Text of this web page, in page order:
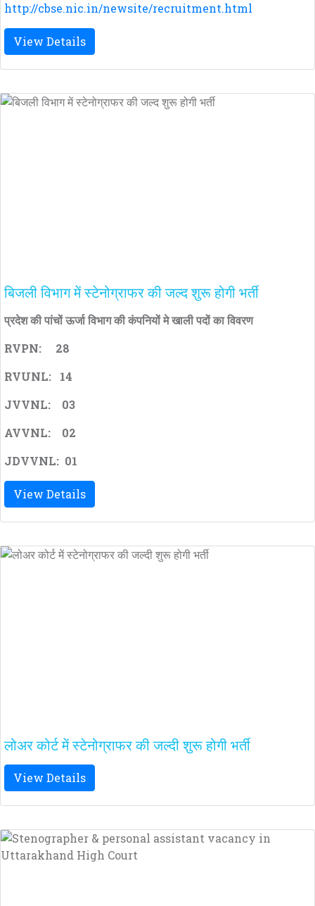
http://cbse.nic.in/newsite/recruitment.html
View Details
बिजली विभाग में स्टेनोग्राफर की जल्द शुरू होगी भर्ती
प्रदेश की पांचों ऊर्जा विभाग की कंपनियों मे खाली पदों का विवरण
RVPN: 28
RVUNL: 14
JVVNL: 03
AVVNL: 02
JDVVNL: 01
View Details
लोअर कोर्ट में स्टेनोग्राफर की जल्दी शुरू होगी भर्ती
View Details